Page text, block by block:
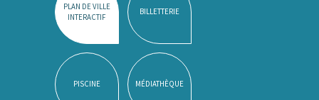
PLAN DE VILLE
INTERACTIF
BILLETTERIE
PISCINE MÉDIATHÈQUE